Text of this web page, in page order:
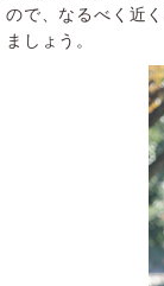
ので、なるべく近
ましょう。